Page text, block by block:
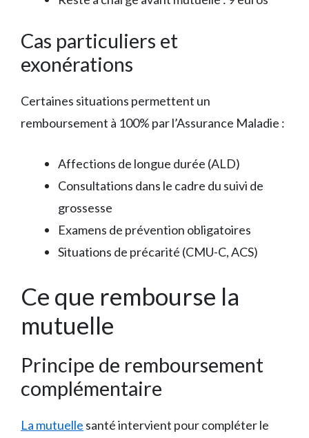
Cas particuliers et
exonérations
Certaines situations permettent un
remboursement à 100% par l’Assurance Maladie :
Affections de longue durée (ALD)
Consultations dans le cadre du suivi de
grossesse
Examens de prévention obligatoires
Situations de précarité (CMU-C, ACS)
Ce que rembourse la
mutuelle
Principe de remboursement
complémentaire
La mutuelle santé intervient pour compléter le